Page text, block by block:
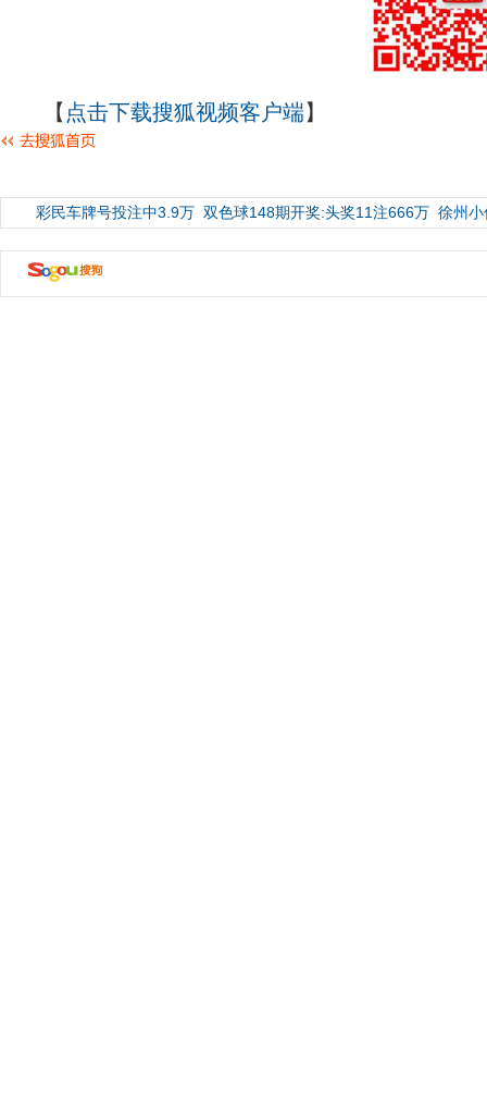
【 点击下载搜狐视频客户端】
彩民车牌号投注中3.9万 双色球148期开奖:头奖11注666万 徐州